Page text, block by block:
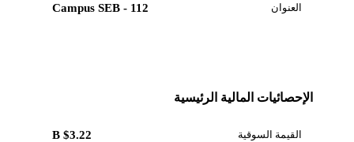
العنوان Campus SEB - 112
الإحصائيات المالية الرئيسية
القيمة السوقية $3.22 B